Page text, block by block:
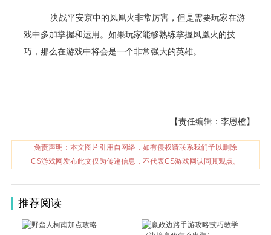
决战平安京中的凤凰火非常厉害，但是需要玩家在游
戏中多加掌握和运用。如果玩家能够熟练掌握凤凰火的技
巧，那么在游戏中将会是一个非常强大的英雄。
【责任编辑：李恩橙】
免责声明：本文图片引用自网络，如有侵权请联系我们予以删除
CS游戏网发布此文仅为传递信息，不代表CS游戏网认同其观点。
推荐阅读